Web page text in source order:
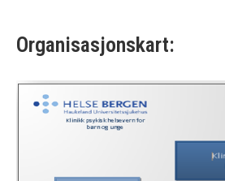
Organisasjonskart: